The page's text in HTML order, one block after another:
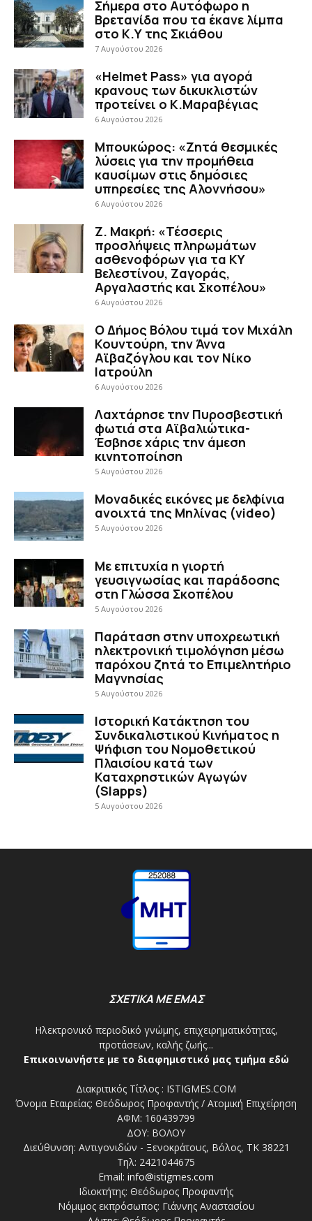
Σήμερα στο Αυτόφωρο η
Βρετανίδα που τα έκανε λίμπα
στο Κ.Υ της Σκιάθου
7 Αυγούστου 2026
«Helmet Pass» για αγορά
κρανους των δικυκλιστών
προτείνει ο Κ.Μαραβέγιας
6 Αυγούστου 2026
Μπουκώρος: «Ζητά θεσμικές
λύσεις για την προμήθεια
καυσίμων στις δημόσιες
υπηρεσίες της Αλοννήσου»
6 Αυγούστου 2026
Ζ. Μακρή: «Τέσσερις
προσλήψεις πληρωμάτων
ασθενοφόρων για τα ΚΥ
Βελεστίνου, Ζαγοράς,
Αργαλαστής και Σκοπέλου»
6 Αυγούστου 2026
Ο Δήμος Βόλου τιμά τον Μιχάλη
Κουντούρη, την Άννα
Αϊβαζόγλου και τον Νίκο
Ιατρούλη
6 Αυγούστου 2026
Λαχτάρησε την Πυροσβεστική
φωτιά στα Αϊβαλιώτικα-
Έσβησε χάρις την άμεση
κινητοποίηση
5 Αυγούστου 2026
Μοναδικές εικόνες με δελφίνια
ανοιχτά της Μηλίνας (video)
5 Αυγούστου 2026
Με επιτυχία η γιορτή
γευσιγνωσίας και παράδοσης
στη Γλώσσα Σκοπέλου
5 Αυγούστου 2026
Παράταση στην υποχρεωτική
ηλεκτρονική τιμολόγηση μέσω
παρόχου ζητά το Επιμελητήριο
Μαγνησίας
5 Αυγούστου 2026
Ιστορική Κατάκτηση του
Συνδικαλιστικού Κινήματος η
Ψήφιση του Νομοθετικού
Πλαισίου κατά των
Καταχρηστικών Αγωγών
(Slapps)
5 Αυγούστου 2026
ΣΧΕΤΙΚΑ ΜΕ ΕΜΑΣ
Ηλεκτρονικό περιοδικό γνώμης, επιχειρηματικότητας,
προτάσεων, καλής ζωής...
Επικοινωνήστε με το διαφημιστικό μας τμήμα εδώ
Διακριτικός Τίτλος : ISTIGMES.COM
Όνομα Εταιρείας: Θεόδωρος Προφαντής / Ατομική Επιχείρηση
ΑΦΜ: 160439799
ΔΟΥ: ΒΟΛΟΥ
Διεύθυνση: Αντιγονιδών - Ξενοκράτους, Βόλος, ΤΚ 38221
Τηλ: 2421044675
Email: info@istigmes.com
Ιδιοκτήτης: Θεόδωρος Προφαντής
Νόμιμος εκπρόσωπος: Γιάννης Αναστασίου